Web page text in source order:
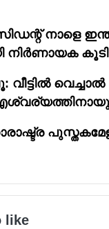
നാളെ
നിർണായക
വീട്ടിൽ
like